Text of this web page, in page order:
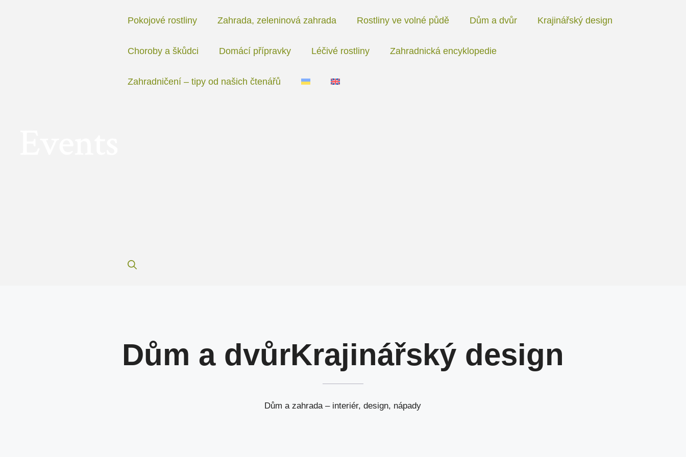
Pokojové rostliny Zahrada, zeleninová zahrada Rostliny ve volné půdě Dům a dvůr Krajinářský design
Choroby a škůdci Domácí přípravky Léčivé rostliny Zahradnická encyklopedie
Zahradničení – tipy od našich čtenářů
Dům a dvůrKrajinářský design
Dům a zahrada – interiér, design, nápady